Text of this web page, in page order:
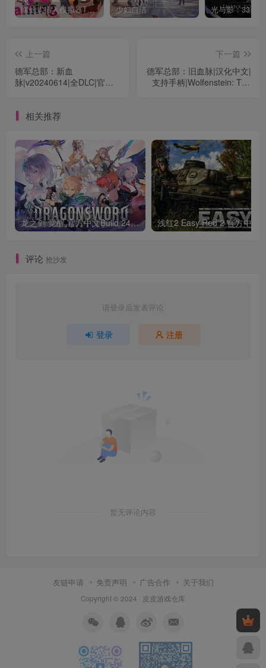
螺丝式插入模拟器TMA02 少妇白洁
上一篇
德军总部：新血
脉|v20240614|全DLC|官方
下一篇
德军总部：旧血脉|汉化中文|
支持手柄|Wolfenstein: The
相关推荐
龙之剑 觉醒 官方中文Build.24487183
评论 抢沙发
请登录后发表评论
登录 注册
暂无评论内容
友链申请 免责声明 广告合作 关于我们
Copyright © 2024 · 皮皮游戏仓库